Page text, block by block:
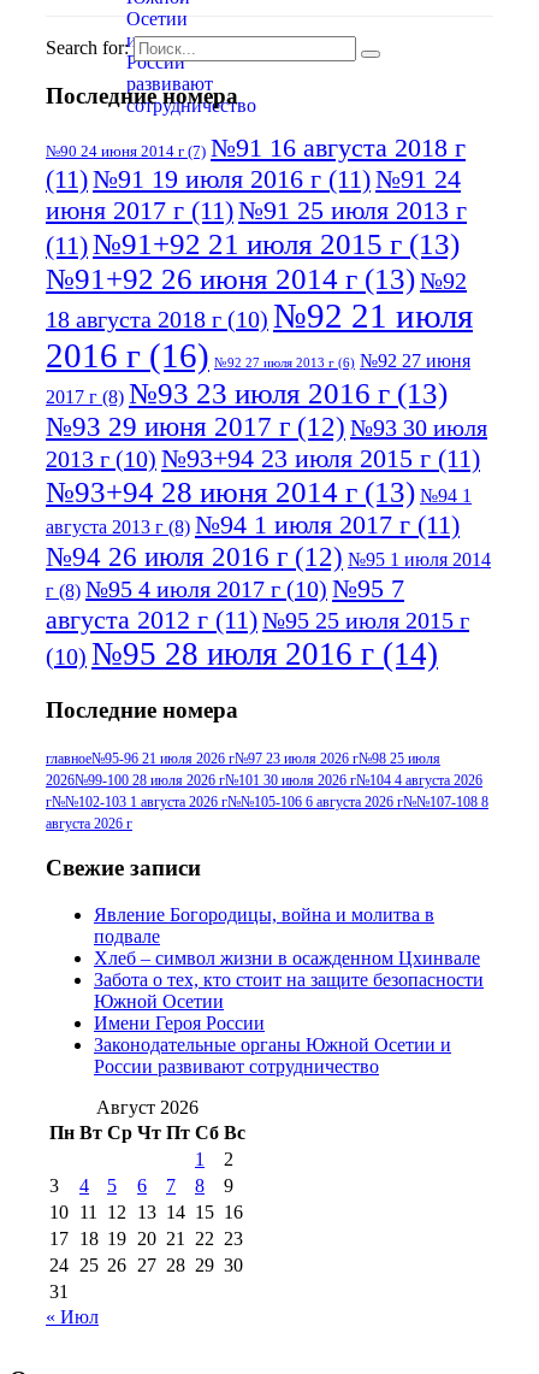
Search for:
Последние номера
№90 24 июня 2014 г (7) №91 16 августа 2018 г
(11)№91 19 июля 2016 г (11)№91 24
июня 2017 г (11)№91 25 июля 2013 г
(11)№91+92 21 июля 2015 г (13)
№91+92 26 июня 2014 г (13)№92
18 августа 2018 г (10) №92 21 июля
2016 г (16) №92 27 июля 2013 г (6) №92 27 июня
2017 г (8) №93 23 июля 2016 г (13)
№93 29 июня 2017 г (12) №93 30 июля
2013 г (10) №93+94 23 июля 2015 г (11)
№93+94 28 июня 2014 г (13) №94 1
августа 2013 г (8) №94 1 июля 2017 г (11)
№94 26 июля 2016 г (12) №95 1 июля 2014
г (8) №95 4 июля 2017 г (10) №95 7
августа 2012 г (11)№95 25 июля 2015 г
(10) №95 28 июля 2016 г (14)
июля 2017 г(11)№96 9 августа 2012
г(13) №96 28 июля 2015 г(9) №96+97 3
июля 2014 г(10)№96+97 30 июля
2016 г(13)
июля 2017 г
2012 г
(15)
№97 30 июля 2015 г
(15)№98 1 августа 2015 г
августа 2016 г(10)№98 5 июля 2014 г(10)
№98 8 августа 2013 г
августа 2012 г(14) №98+99 11 июля
2017 г(9)
№99 4 августа
2016 г(12) №99 8 июля 2014 г
августа 2012 г(11)
августа 2013 г
(12)
Последние номера
главное№95-96 21 июля 2026 г№97 23 июля 2026 г№98 25 июля
2026№99-100 28 июля 2026 г№101 30 июля 2026 г№104 4 августа 2026
г№№102-103 1 августа 2026 г№№105-106 6 августа 2026 г№№107-108 8
августа 2026 г
Свежие записи
Явление Богородицы, война и молитва в
подвале
Хлеб – символ жизни в осажденном Цхинвале
Забота о тех, кто стоит на защите безопасности
Южной Осетии
Имени Героя России
Законодательные органы Южной Осетии и
России развивают сотрудничество
Август 2026
Пн Вт Ср Чт Пт Сб Вс
1
2
3
4 5 6 7 8
9
10 11 12 13 14 15 16
17 18 19 20 21 22 23
24 25 26 27 28 29 30
31
« Июл